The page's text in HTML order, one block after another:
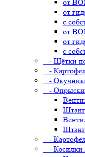
от
от
с
от
от
с
- Щётки
-
-
-
-
- Косилки